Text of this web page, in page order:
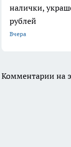
налички,
рублей
Вчера
Комментарии на